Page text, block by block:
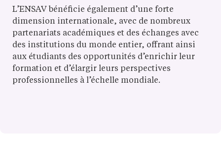
L’ENSAV bénéficie également d’une forte
dimension internationale, avec de nombreux
partenariats académiques et des échanges avec
des institutions du monde entier, offrant ainsi
aux étudiants des opportunités d’enrichir leur
formation et d’élargir leurs perspectives
professionnelles à l’échelle mondiale.